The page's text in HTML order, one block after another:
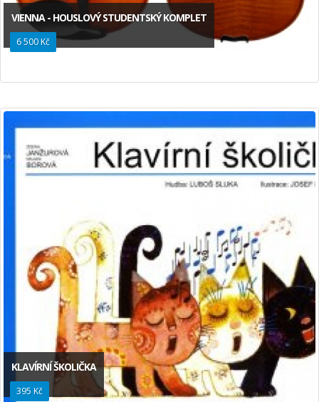
VIENNA - HOUSLOVÝ STUDENTSKÝ KOMPLET
6 500 Kč
KLAVÍRNÍ ŠKOLIČKA
395 Kč